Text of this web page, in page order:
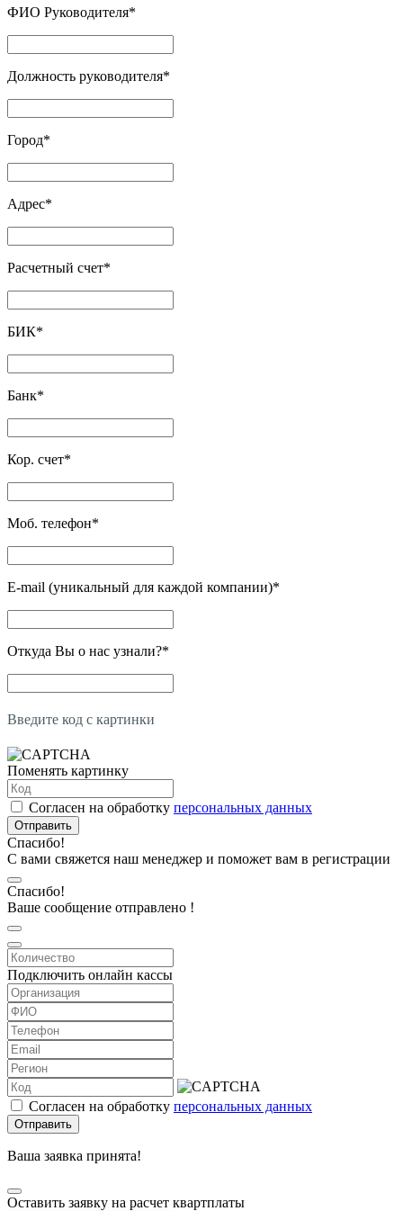
ФИО Руководителя*
Должность руководителя*
Город*
Адрес*
Расчетный счет*
БИК*
Банк*
Кор. счет*
Моб. телефон*
E-mail (уникальный для каждой компании)*
Откуда Вы о нас узнали?*
Введите код с картинки
Поменять картинку
Согласен на обработку персональных данных
Отправить
Спасибо!
С вами свяжется наш менеджер и поможет вам в регистрации
Спасибо!
Ваше сообщение отправлено !
Подключить онлайн кассы
Согласен на обработку персональных данных
Отправить
Ваша заявка принята!
Оставить заявку на расчет квартплаты